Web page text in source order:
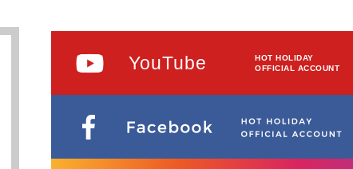
YouTube
HOT HOLIDAY
OFFICIAL ACCOUNT